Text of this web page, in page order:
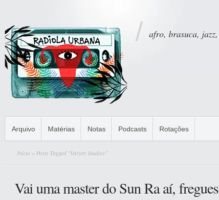
afro, brasuca,
Arquivo Matérias Notas Podcasts Rotações
Início » Posts Tagged "Variety Studios"
Vai uma master do Sun Ra aí,